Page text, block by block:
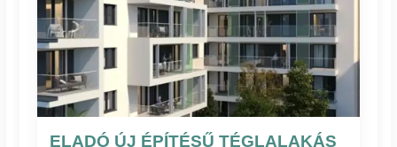
ELADÓ ÚJ ÉPÍTÉSŰ TÉGLALAKÁS